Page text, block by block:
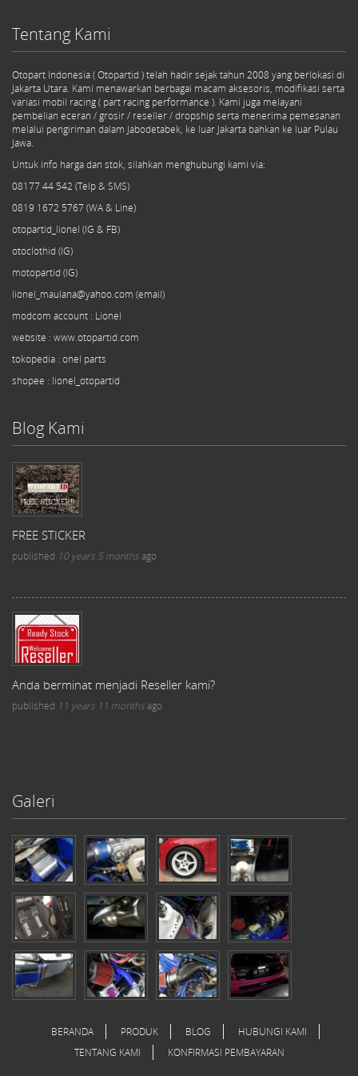
Tentang Kami
Otopart Indonesia ( Otopartid ) telah hadir sejak tahun 2008 yang berlokasi di
Jakarta Utara. Kami menawarkan berbagai macam aksesoris, modifikasi serta
variasi mobil racing ( part racing performance ). Kami juga melayani
pembelian eceran / grosir / reseller / dropship serta menerima pemesanan
melalui pengiriman dalam Jabodetabek, ke luar Jakarta bahkan ke luar Pulau
Jawa.
Untuk info harga dan stok, silahkan menghubungi kami via:
08177 44 542 (Telp & SMS)
0819 1672 5767 (WA & Line)
otopartid_lionel (IG & FB)
otoclothid (IG)
motopartid (IG)
lionel_maulana@yahoo.com (email)
modcom account : Lionel
website : www.otopartid.com
tokopedia : onel parts
shopee : lionel_otopartid
Blog Kami
FREE STICKER
published 10 years 5 monthsago
Anda berminat menjadi Reseller kami?
published 11 years 11 monthsago
Galeri
BERANDA PRODUK BLOG
HUBUNGI KAMI
TENTANG KAMI
KONFIRMASI PEMBAYARAN